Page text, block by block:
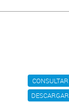
CONSULTAR
DESCARGAR